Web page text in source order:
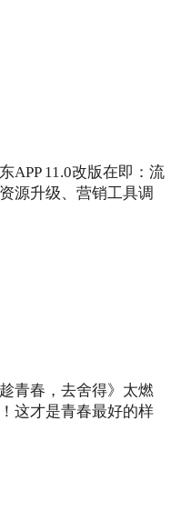
APP 11.0改版在即：流
源升级、营销工具调
趁青春，去舍得》太燃
这才是青春最好的样